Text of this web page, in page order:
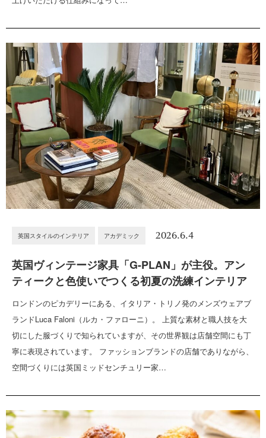
英国スタイルのインテリア アカデミック 2026.6.4
英国ヴィンテージ家具「G-PLAN」が主役。アン
ティークと色使いでつくる初夏の洗練インテリア
ロンドンのピカデリーにある、イタリア・トリノ発のメンズウェアブ
ランドLuca Faloni（ルカ・ファローニ）。 上質な素材と職人技を大
切にした服づくりで知られていますが、その世界観は店舗空間にも丁
寧に表現されています。 ファッションブランドの店舗でありながら、
空間づくりには英国ミッドセンチュリー家…